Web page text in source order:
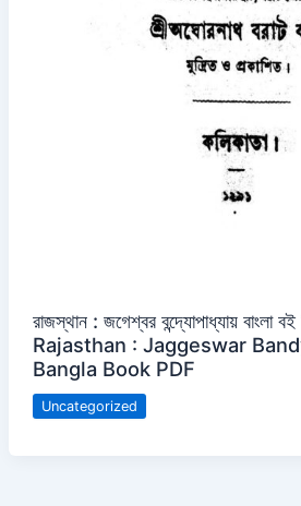
রাজস্থান : জগেশ্বর বন্দ্যোপাধ্যায় বাংলা বই
Rajasthan : Jaggeswar
Bangla Book PDF
Uncategorized